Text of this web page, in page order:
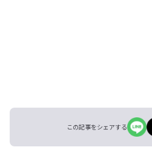
この記事をシェアする